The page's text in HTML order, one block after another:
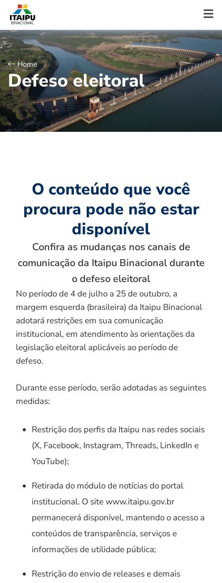
Home
Defeso eleitoral
O conteúdo que você
procura pode não estar
disponível
Confira as mudanças nos canais de
comunicação da Itaipu Binacional durante
o defeso eleitoral
No período de 4 de julho a 25 de outubro, a
margem esquerda (brasileira) da Itaipu Binacional
adotará restrições em sua comunicação
institucional, em atendimento às orientações da
legislação eleitoral aplicáveis ao período de
defeso.
Durante esse período, serão adotadas as seguintes
medidas:
Restrição dos perfis da Itaipu nas redes sociais
(X, Facebook, Instagram, Threads, LinkedIn e
YouTube);
Retirada do módulo de notícias do portal
institucional. O site www.itaipu.gov.br
permanecerá disponível, mantendo o acesso a
conteúdos de transparência, serviços e
informações de utilidade pública;
Restrição do envio de releases e demais